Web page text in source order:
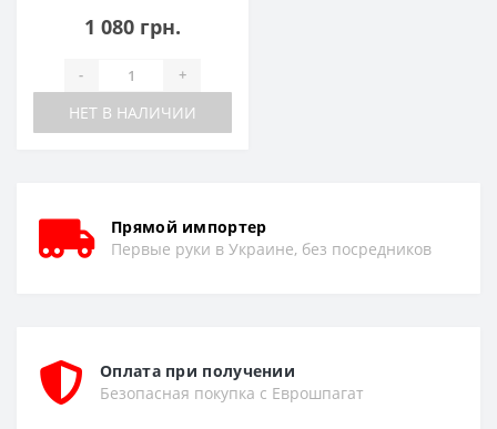
1 080 грн.
- +
НЕТ В НАЛИЧИИ
Прямой импортер
Первые руки в Украине, без посредников
Оплата при получении
Безопасная покупка с Еврошпагат